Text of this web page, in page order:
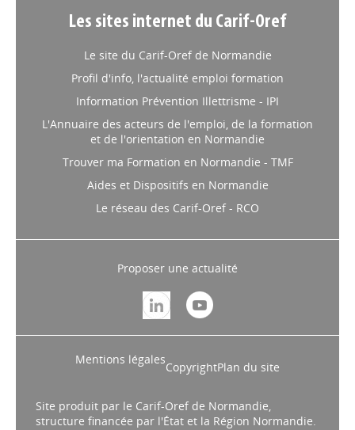
L'Annuaire des acteurs de l'emploi, de la formation
Site produit par le Carif-Oref de Normandie,